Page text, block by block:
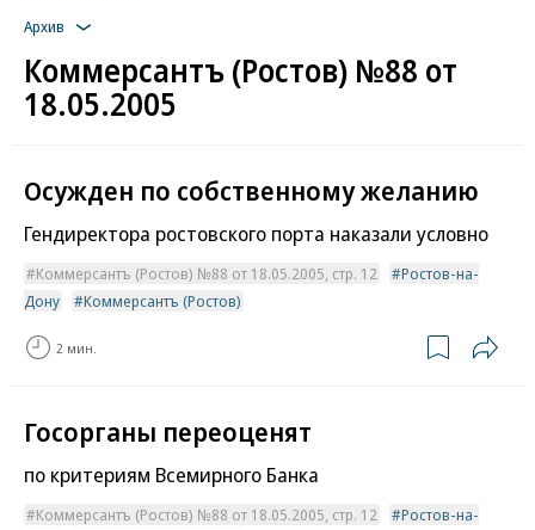
Архив
Коммерсантъ (Ростов) №88 от
18.05.2005
Осужден по собственному желанию
Гендиректора ростовского порта наказали условно
Коммерсантъ (Ростов) №88 от 18.05.2005, стр. 12
Ростов-на-
Дону
Коммерсантъ (Ростов)
2 мин.
Госорганы переоценят
по критериям Всемирного Банка
Коммерсантъ (Ростов) №88 от 18.05.2005, стр. 12
Ростов-на-